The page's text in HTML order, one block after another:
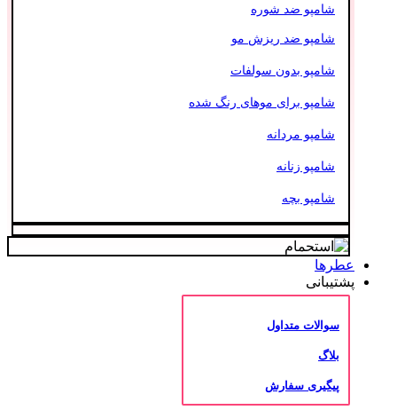
شامپو ضد شوره
شامپو ضد ریزش مو
شامپو بدون سولفات
شامپو برای موهای رنگ شده
شامپو مردانه
شامپو زنانه
شامپو بچه
عطرها
پشتیبانی
سوالات متداول
بلاگ
پیگیری سفارش